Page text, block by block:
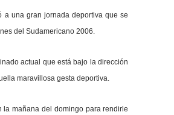
a una gran jornada deportiva que se
del Sudamericano 2006.
actual que está bajo la dirección
maravillosa gesta deportiva.
la mañana del domingo para rendirle